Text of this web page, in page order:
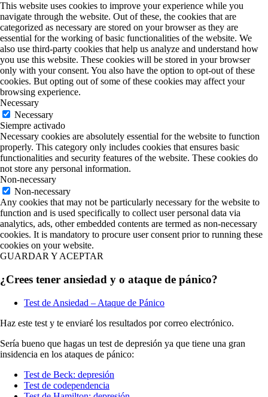
This website uses cookies to improve your experience while you
navigate through the website. Out of these, the cookies that are
categorized as necessary are stored on your browser as they are
essential for the working of basic functionalities of the website. We
also use third-party cookies that help us analyze and understand how
you use this website. These cookies will be stored in your browser
only with your consent. You also have the option to opt-out of these
cookies. But opting out of some of these cookies may affect your
browsing experience.
Necessary
Necessary
Siempre activado
Necessary cookies are absolutely essential for the website to function
properly. This category only includes cookies that ensures basic
functionalities and security features of the website. These cookies do
not store any personal information.
Non-necessary
Non-necessary
Any cookies that may not be particularly necessary for the website to
function and is used specifically to collect user personal data via
analytics, ads, other embedded contents are termed as non-necessary
cookies. It is mandatory to procure user consent prior to running these
cookies on your website.
GUARDAR Y ACEPTAR
¿Crees tener ansiedad y o ataque de pánico?
Test de Ansiedad – Ataque de Pánico
Haz este test y te enviaré los resultados por correo electrónico.
Sería bueno que hagas un test de depresión ya que tiene una gran
insidencia en los ataques de pánico:
Test de Beck: depresión
Test de codependencia